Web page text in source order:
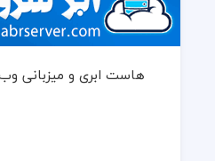
هاست ابری و میزبانی وب